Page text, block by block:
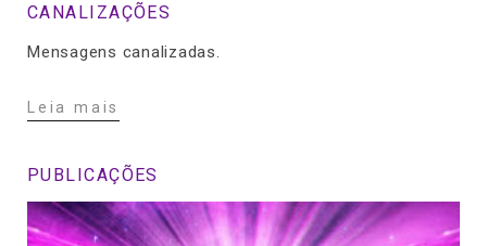
CANALIZAÇÕES
Mensagens canalizadas.
Leia mais
PUBLICAÇÕES